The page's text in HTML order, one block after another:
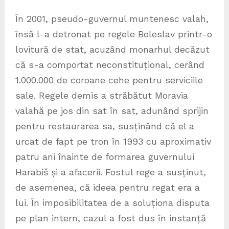
În 2001, pseudo-guvernul muntenesc valah,
însă l-a detronat pe regele Boleslav printr-o
lovitură de stat, acuzând monarhul decăzut
că s-a comportat neconstituțional, cerând
1.000.000 de coroane cehe pentru serviciile
sale. Regele demis a străbătut Moravia
valahă pe jos din sat în sat, adunând sprijin
pentru restaurarea sa, susținând că el a
urcat de fapt pe tron în 1993 cu aproximativ
patru ani înainte de formarea guvernului
Harabiš și a afacerii. Fostul rege a susținut,
de asemenea, că ideea pentru regat era a
lui. În imposibilitatea de a soluționa disputa
pe plan intern, cazul a fost dus în instanță